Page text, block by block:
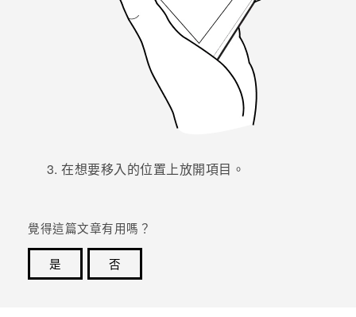
在想要移入的位置上放開項目。
覺得這篇文章有用嗎？
是
否